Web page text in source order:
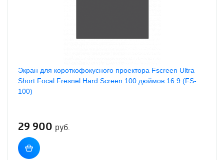
Экран для короткофокусного проектора Fscreen Ultra
Short Focal Fresnel Hard Screen 100 дюймов 16:9 (FS-
100)
29 900 руб.